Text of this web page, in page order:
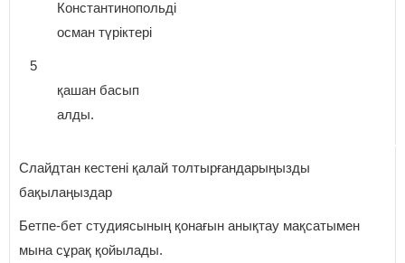
5
Константинопольді
осман түріктері
қашан басып
алды.
Слайдтан кестені қалай толтырғандарыңызды
бақылаңыздар
Бетпе-бет студиясының қонағын анықтау мақсатымен
мына сұрақ қойылады.